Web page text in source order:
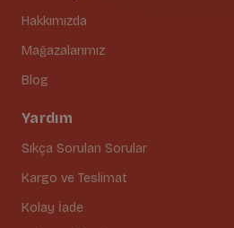
Hakkımızda
Mağazalarımız
Blog
Yardım
Sıkça Sorulan Sorular
Kargo ve Teslimat
Kolay İade